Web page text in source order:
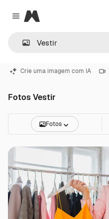
Close menu
Magnific
Crie uma imagem com IA
Fotos Vestir
Fotos